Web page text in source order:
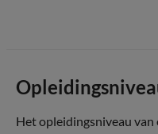
Het opleidingsniveau van